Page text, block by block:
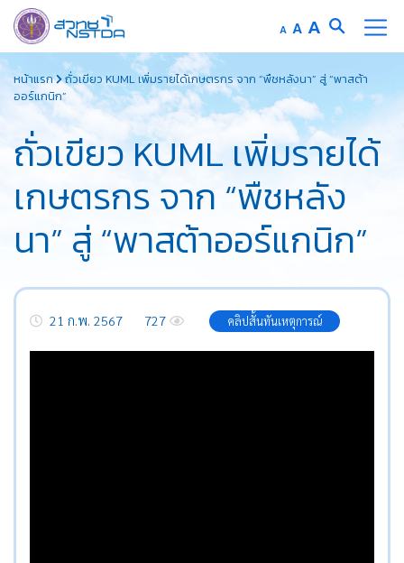
to
content
A Decrease
font
size.
AReset
font
size.
A Increase
font
size.
หน้าแรก
ถั่วเขียว KUML เพิ่มรายได้เกษตรกร จาก “พืชหลังนา” สู่ “พาสต้า
ออร์แกนิก”
ถั่วเขียว KUML เพิ่มรายได้
เกษตรกร จาก “พืชหลัง
นา” สู่ “พาสต้าออร์แกนิก”
21 ก.พ. 2567 727 คลิปสั้นทันเหตุการณ์